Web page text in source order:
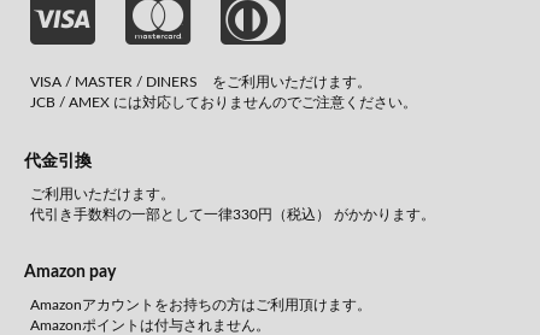
VISA / MASTER / DINERS をご利用いただけます。
JCB / AMEX には対応しておりませんのでご注意ください。
代金引換
ご利用いただけます。
代引き手数料の一部として一律330円（税込） がかかります。
Amazon pay
Amazonアカウントをお持ちの方はご利用頂けます。
Amazonポイントは付与されません。